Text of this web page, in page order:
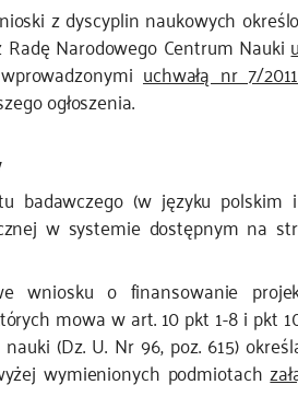
z dyscyplin naukowych
Narodowego Centrum Nauki
uchwałą nr 7/2011
ogłoszenia.
badawczego (w języku polskim
w systemie dostępnym na
wniosku o finansowanie
mowa w art. 10 pkt 1-8 i pkt
(Dz. U. Nr 96, poz. 615)
wymienionych podmiotach